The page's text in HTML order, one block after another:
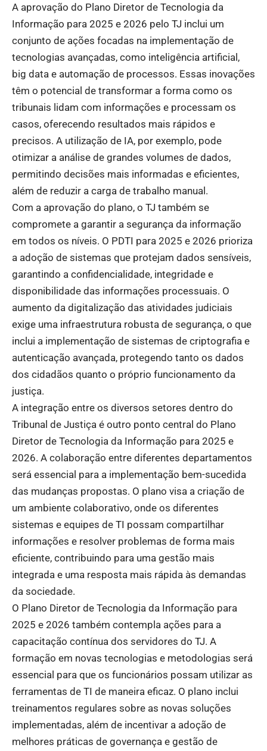
A aprovação do Plano Diretor de Tecnologia da
Informação para 2025 e 2026 pelo TJ inclui um
conjunto de ações focadas na implementação de
tecnologias avançadas, como inteligência artificial,
big data e automação de processos. Essas inovações
têm o potencial de transformar a forma como os
tribunais lidam com informações e processam os
casos, oferecendo resultados mais rápidos e
precisos. A utilização de IA, por exemplo, pode
otimizar a análise de grandes volumes de dados,
permitindo decisões mais informadas e eficientes,
além de reduzir a carga de trabalho manual.
Com a aprovação do plano, o TJ também se
compromete a garantir a segurança da informação
em todos os níveis. O PDTI para 2025 e 2026 prioriza
a adoção de sistemas que protejam dados sensíveis,
garantindo a confidencialidade, integridade e
disponibilidade das informações processuais. O
aumento da digitalização das atividades judiciais
exige uma infraestrutura robusta de segurança, o que
inclui a implementação de sistemas de criptografia e
autenticação avançada, protegendo tanto os dados
dos cidadãos quanto o próprio funcionamento da
justiça.
A integração entre os diversos setores dentro do
Tribunal de Justiça é outro ponto central do Plano
Diretor de Tecnologia da Informação para 2025 e
2026. A colaboração entre diferentes departamentos
será essencial para a implementação bem-sucedida
das mudanças propostas. O plano visa a criação de
um ambiente colaborativo, onde os diferentes
sistemas e equipes de TI possam compartilhar
informações e resolver problemas de forma mais
eficiente, contribuindo para uma gestão mais
integrada e uma resposta mais rápida às demandas
da sociedade.
O Plano Diretor de Tecnologia da Informação para
2025 e 2026 também contempla ações para a
capacitação contínua dos servidores do TJ. A
formação em novas tecnologias e metodologias será
essencial para que os funcionários possam utilizar as
ferramentas de TI de maneira eficaz. O plano inclui
treinamentos regulares sobre as novas soluções
implementadas, além de incentivar a adoção de
melhores práticas de governança e gestão de